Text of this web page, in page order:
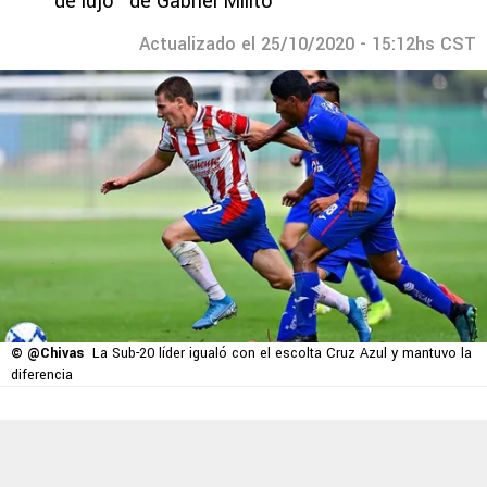
Actualizado el 25/10/2020 - 15:12hs CST
© @Chivas La Sub-20 líder igualó con el escolta Cruz Azul y mantuvo la
diferencia